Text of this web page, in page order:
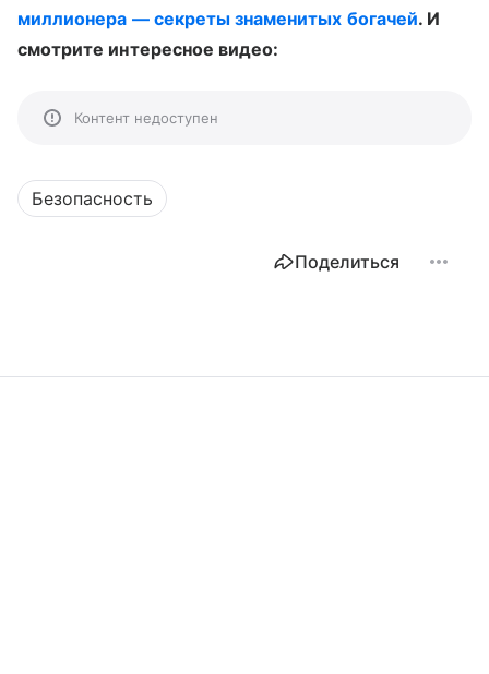
миллионера — секреты знаменитых богачей. И
смотрите интересное видео:
Контент недоступен
Безопасность
Поделиться